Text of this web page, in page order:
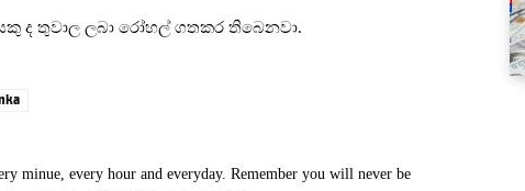
ද තුවාල ලබා රෝහල් ගතකර තිබෙනවා.
minue, every hour and everyday. Remember you will never be